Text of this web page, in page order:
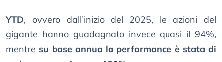
YTD, ovvero dall’inizio del 2025, le azioni del
gigante hanno guadagnato invece quasi il 94%,
mentre su base annua la performance è stata di